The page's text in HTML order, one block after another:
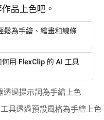
品上色吧。
鬆為手繪、繪畫和線條
用 FlexClip 的 AI 工具
透過提示詞為手繪上色
具透過預設風格為手繪上色